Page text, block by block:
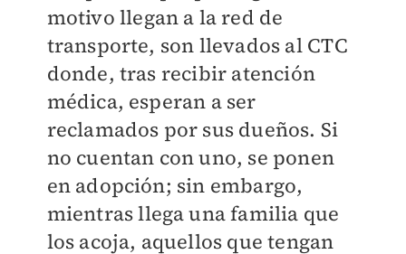
motivo llegan a la red de
transporte, son llevados al CTC
donde, tras recibir atención
médica, esperan a ser
reclamados por sus dueños. Si
no cuentan con uno, se ponen
en adopción; sin embargo,
mientras llega una familia que
los acoja, aquellos que tengan